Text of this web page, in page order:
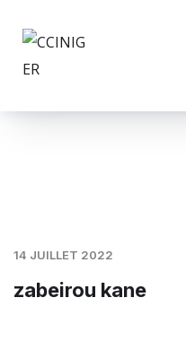
14 JUILLET 2022
zabeirou kane